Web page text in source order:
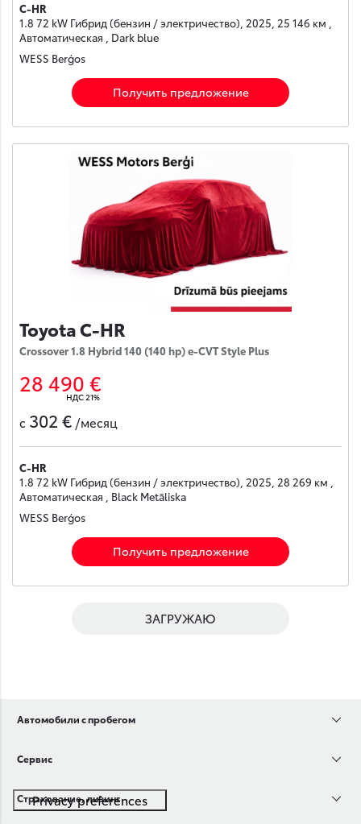
C-HR
1.8 72 kW Гибрид (бензин / электричество), 2025, 25 146 км ,
Автоматическая , Dark blue
WESS Berģos
Получить предложение
Toyota C-HR
Crossover 1.8 Hybrid 140 (140 hp) e-CVT Style Plus
28 490 €
НДС 21%
с 302 € /месяц
C-HR
1.8 72 kW Гибрид (бензин / электричество), 2025, 28 269 км ,
Автоматическая , Black Metāliska
WESS Berģos
Получить предложение
ЗАГРУЖАЮ
Автомобили с пробегом
Сервис
Страхование, лизинг